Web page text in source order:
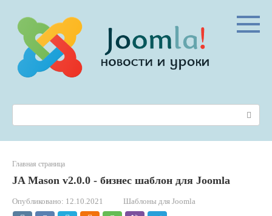
контенту
Главная страница
JA Mason v2.0.0 - бизнес шаблон для Joomla
Опубликовано: 12.10.2021 Шаблоны для Joomla